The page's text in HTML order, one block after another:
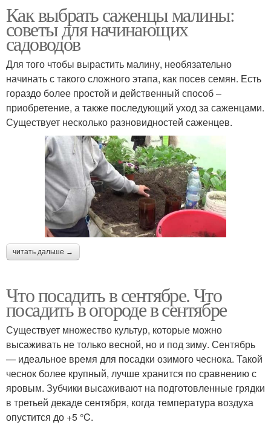
Как выбрать саженцы малины:
советы для начинающих
садоводов
Для того чтобы вырастить малину, необязательно
начинать с такого сложного этапа, как посев семян. Есть
гораздо более простой и действенный способ –
приобретение, а также последующий уход за саженцами.
Существует несколько разновидностей саженцев.
читать дальше →
Что посадить в сентябре. Что
посадить в огороде в сентябре
Существует множество культур, которые можно
высаживать не только весной, но и под зиму. Сентябрь
— идеальное время для посадки озимого чеснока. Такой
чеснок более крупный, лучше хранится по сравнению с
яровым. Зубчики высаживают на подготовленные грядки
в третьей декаде сентября, когда температура воздуха
опустится до +5 °C.